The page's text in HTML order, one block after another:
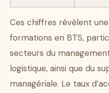
Ces chiffres révèlent
formations en BTS,
secteurs du
logistique, ainsi que du
managériale. Le taux